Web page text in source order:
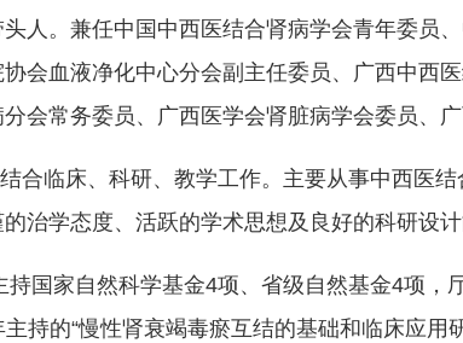
人。兼任中国中西医结合肾病学会青年委员
会血液净化中心分会副主任委员、广西中西
会常务委员、广西医学会肾脏病学会委员、广
合临床、科研、教学工作。主要从事中西医
治学态度、活跃的学术思想及良好的科研设计
国家自然科学基金4项、省级自然基金4项，
持的“慢性肾衰竭毒瘀互结的基础和临床应